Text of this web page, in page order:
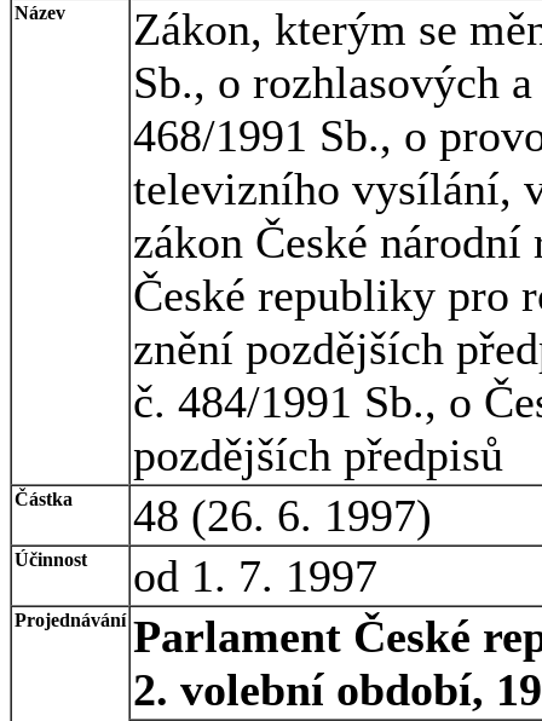
Název
Zákon, kterým se
Sb., o rozhlasových
468/1991 Sb., o
televizního vysílání,
zákon České národní
České republiky pro
znění pozdějších
č. 484/1991 Sb., o
pozdějších předpisů
Částka 48 (26. 6. 1997)
Účinnost od 1. 7. 1997
Projednávání Parlament České
2. volební období,